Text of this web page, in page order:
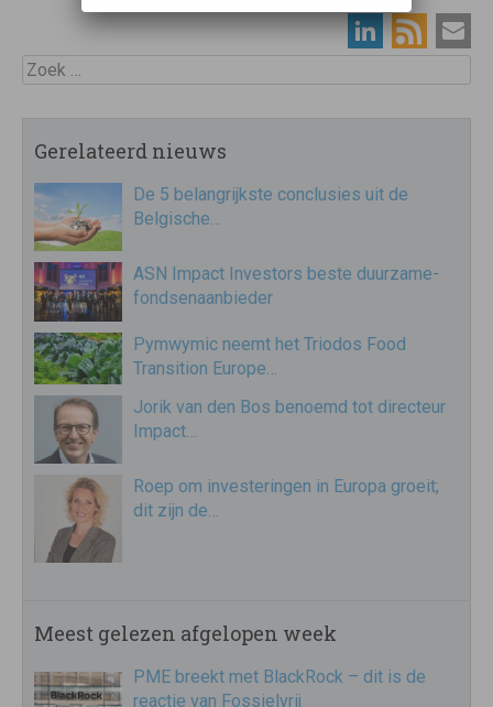
Zoek
Gerelateerd nieuws
De 5 belangrijkste conclusies uit de
Belgische…
ASN Impact Investors beste duurzame-
fondsenaanbieder
Pymwymic neemt het Triodos Food
Transition Europe…
Jorik van den Bos benoemd tot directeur
Impact…
Roep om investeringen in Europa groeit;
dit zijn de…
Meest gelezen afgelopen week
PME breekt met BlackRock – dit is de
reactie van Fossielvrij